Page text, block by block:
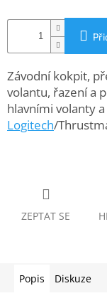
Gaming
Telefony
a
tablety
Cyklo
zahrada
Závodní kokpit,
volantu, řazení a
hlavními volanty
Logitech/
ZEPTAT SE
Popis Diskuze